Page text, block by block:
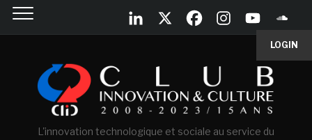
LOGIN
L'innovation technologique et sociale au service du